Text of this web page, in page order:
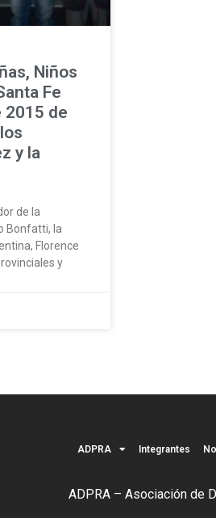
Niños
Fe
de
y la
de la
Bonfatti, la
Florence
y
ADPRA Integrantes
ADPRA – Asociación de